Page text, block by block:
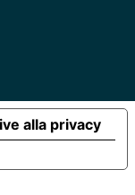
alla privacy